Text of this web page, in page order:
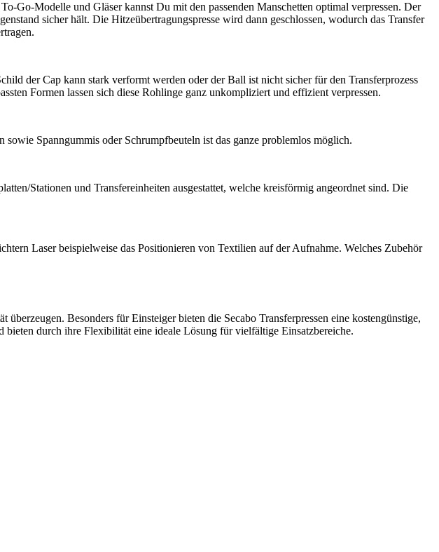
Go-Modelle und Gläser kannst Du mit den passenden Manschetten optimal verpressen. Der
sicher hält. Die Hitzeübertragungspresse wird dann geschlossen, wodurch das Transfer
der Cap kann stark verformt werden oder der Ball ist nicht sicher für den Transferprozess
Formen lassen sich diese Rohlinge ganz unkompliziert und effizient verpressen.
Spanngummis oder Schrumpfbeuteln ist das ganze problemlos möglich.
Stationen und Transfereinheiten ausgestattet, welche kreisförmig angeordnet sind. Die
Laser beispielweise das Positionieren von Textilien auf der Aufnahme. Welches Zubehör
Besonders für Einsteiger bieten die Secabo Transferpressen eine kostengünstige,
durch ihre Flexibilität eine ideale Lösung für vielfältige Einsatzbereiche.